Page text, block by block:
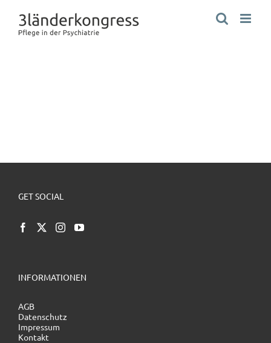
Inhalt
springen
GET SOCIAL
INFORMATIONEN
AGB
Datenschutz
Impressum
Kontakt